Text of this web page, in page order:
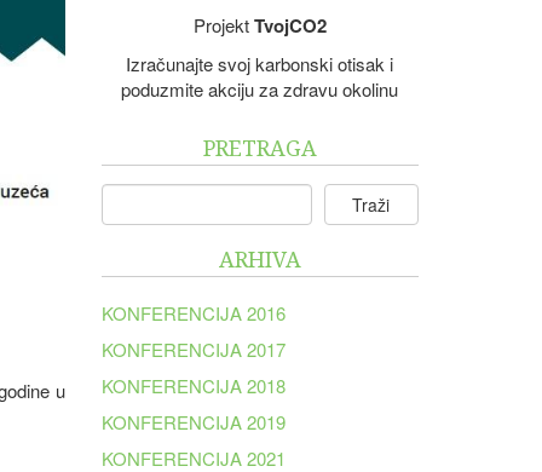
u
ProjektTvojCO2
Izračunajte svoj karbonski otisak i
poduzmite akciju za zdravu okolinu
PRETRAGA
Traži
ARHIVA
KONFERENCIJA 2016
KONFERENCIJA 2017
KONFERENCIJA 2018
KONFERENCIJA 2019
KONFERENCIJA 2021